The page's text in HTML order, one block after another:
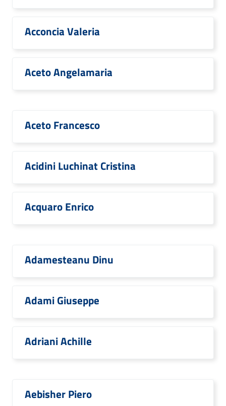
Acconcia Valeria
Aceto Angelamaria
Aceto Francesco
Acidini Luchinat Cristina
Acquaro Enrico
Adamesteanu Dinu
Adami Giuseppe
Adriani Achille
Aebisher Piero